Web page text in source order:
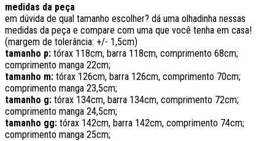
medidas da peça
em dúvida de qual tamanho escolher? dá uma olhadinha nessas
medidas da peça e compare com uma que você tenha em casa!
(margem de tolerância: +/- 1,5cm)
tamanho p: tórax 118cm, barra 118cm, comprimento 68cm;
comprimento manga 22cm;
tamanho m: tórax 126cm, barra 126cm, comprimento 70cm;
comprimento manga 23,5cm;
tamanho g: tórax 134cm, barra 134cm, comprimento 72cm;
comprimento manga 24,5cm;
tamanho gg: tórax 142cm, barra 142cm, comprimento 74cm;
comprimento manga 25cm;